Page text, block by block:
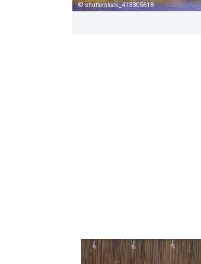
shutterstock_413305618